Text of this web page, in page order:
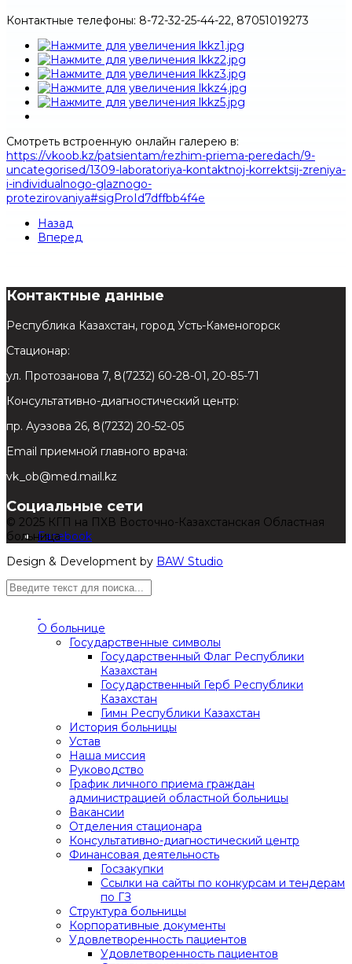
Контактные телефоны: 8-72-32-25-44-22, 87051019273
Смотреть встроенную онлайн галерею в:
https://vkoob.kz/patsientam/rezhim-priema-peredach/9-
uncategorised/1309-laboratoriya-kontaktnoj-korrektsij-zreniya-
i-individualnogo-glaznogo-
protezirovaniya#sigProId7dffbb4f4e
Назад
Вперед
Контактные данные
Республика Казахстан, город Усть-Каменогорск
Стационар:
ул. Протозанова 7, 8(7232) 60-28-01, 20-85-71
Консультативно-диагностический центр:
пр. Ауэзова 26, 8(7232) 20-52-05
Email приемной главного врача:
vk_ob@med.mail.kz
Социальные сети
Facebook
© 2025 КГП на ПХВ Восточно-Казахстанская Областная
больница
Design & Development by BAW Studio
О больнице
Государственные символы
Государственный Флаг Республики
Казахстан
Государственный Герб Республики
Казахстан
Гимн Республики Казахстан
История больницы
Устав
Наша миссия
Руководство
График личного приема граждан
администрацией областной больницы
Вакансии
Отделения стационара
Консультативно-диагностический центр
Финансовая деятельность
Госзакупки
Ссылки на сайты по конкурсам и тендерам
по ГЗ
Структура больницы
Корпоративные документы
Удовлетворенность пациентов
Удовлетворенность пациентов